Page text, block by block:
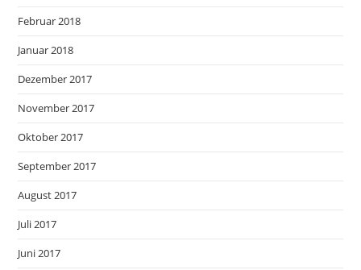
Februar 2018
Januar 2018
Dezember 2017
November 2017
Oktober 2017
September 2017
August 2017
Juli 2017
Juni 2017